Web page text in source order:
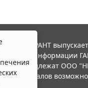
ГАРАНТ
информации
принадлежат ООО
материалов